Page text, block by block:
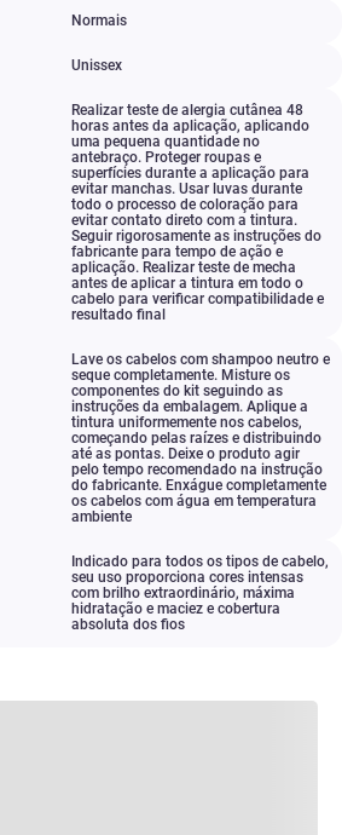
Normais
Unissex
Realizar teste de alergia cutânea 48
horas antes da aplicação, aplicando
uma pequena quantidade no
antebraço. Proteger roupas e
superfícies durante a aplicação para
evitar manchas. Usar luvas durante
todo o processo de coloração para
evitar contato direto com a tintura.
Seguir rigorosamente as instruções do
fabricante para tempo de ação e
aplicação. Realizar teste de mecha
antes de aplicar a tintura em todo o
cabelo para verificar compatibilidade e
resultado final
Lave os cabelos com shampoo neutro e
seque completamente. Misture os
componentes do kit seguindo as
instruções da embalagem. Aplique a
tintura uniformemente nos cabelos,
começando pelas raízes e distribuindo
até as pontas. Deixe o produto agir
pelo tempo recomendado na instrução
do fabricante. Enxágue completamente
os cabelos com água em temperatura
ambiente
Indicado para todos os tipos de cabelo,
seu uso proporciona cores intensas
com brilho extraordinário, máxima
hidratação e maciez e cobertura
absoluta dos fios